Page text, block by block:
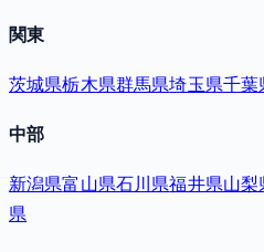
関東
茨城県栃木県群馬県埼玉県千葉
中部
新潟県富山県石川県福井県山梨
県